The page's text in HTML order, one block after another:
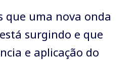
que uma nova onda
surgindo e que
e aplicação do